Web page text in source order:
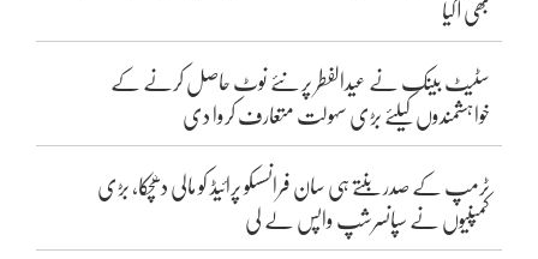
بھی آگیا
سٹیٹ بینک نے عیدالفطر پر نئے نوٹ حاصل کرنے کے
خواہشمندوں کیلئے بڑی سہولت متعارف کروا دی
ٹرمپ کے صدر بنتے ہی سان فرانسسکو پرائیڈ کو مالی دھچکا، بڑی
کمپنیوں نے سپانسرشپ واپس لے لی